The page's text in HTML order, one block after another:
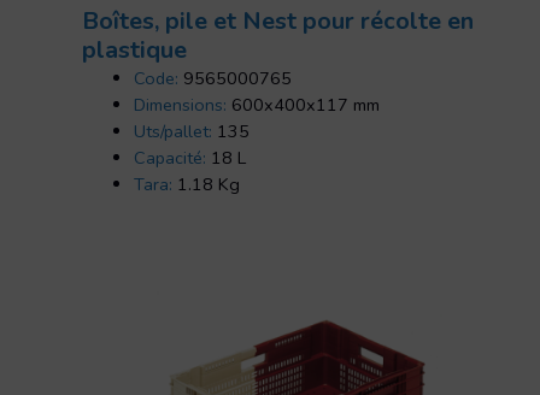
Boîtes, pile et Nest pour récolte en
plastique
Code: 9565000765
Dimensions: 600x400x117 mm
Uts/pallet: 135
Capacité: 18 L
Tara: 1.18 Kg